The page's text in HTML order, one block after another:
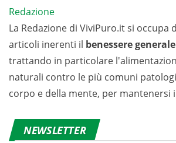
Redazione
La Redazione di ViviPuro.it si occupa
articoli inerenti il benessere
trattando in particolare
naturali contro le più comuni
corpo e della mente, per mantenersi
NEWSLETTER